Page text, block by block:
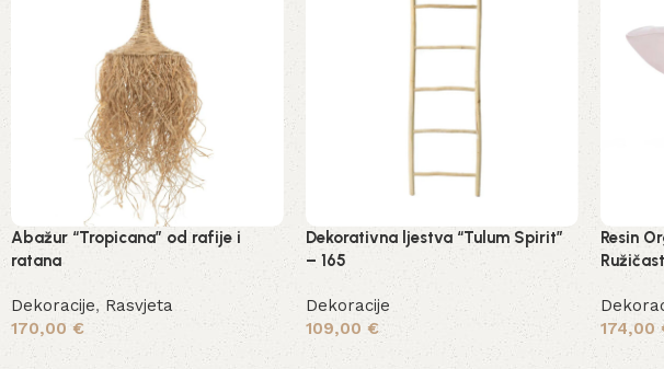
Abažur “Tropicana” od rafije i
ratana
Dekoracije, Rasvjeta
170,00 €
Dodaj u košaricu
Dekorativna ljestva “Tulum Spirit”
– 165
Dekoracije
109,00 €
Dodaj u košaricu
Resin
174,00
Dodaj